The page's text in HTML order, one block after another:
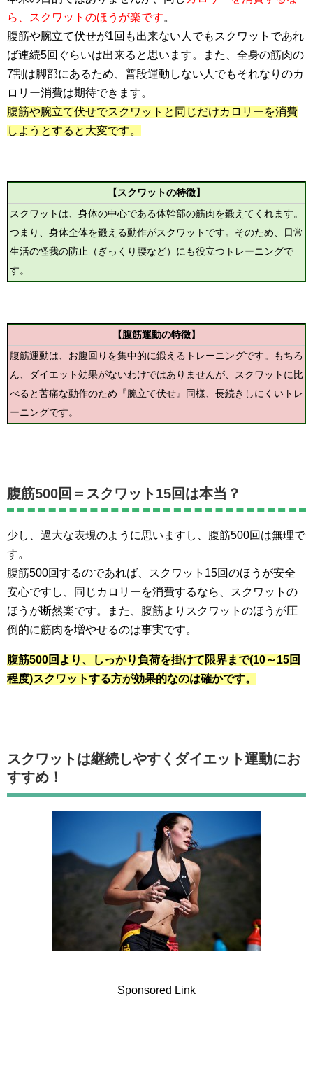
ら、スクワットのほうが楽です。
腹筋や腕立て伏せが1回も出来ない人でもスクワットであれ
ば連続5回ぐらいは出来ると思います。また、全身の筋肉の
7割は脚部にあるため、普段運動しない人でもそれなりのカ
ロリー消費は期待できます。
腹筋や腕立て伏せでスクワットと同じだけカロリーを消費
しようとすると大変です。
【スクワットの特徴】
スクワットは、身体の中心である体幹部の筋肉を鍛えてくれます。
つまり、身体全体を鍛える動作がスクワットです。そのため、日常
生活の怪我の防止（ぎっくり腰など）にも役立つトレーニングで
す。
【腹筋運動の特徴】
腹筋運動は、お腹回りを集中的に鍛えるトレーニングです。もちろ
ん、ダイエット効果がないわけではありませんが、スクワットに比
べると苦痛な動作のため『腕立て伏せ』同様、長続きしにくいトレ
ーニングです。
腹筋500回＝スクワット15回は本当？
少し、過大な表現のように思いますし、腹筋500回は無理で
す。
腹筋500回するのであれば、スクワット15回のほうが安全
安心ですし、同じカロリーを消費するなら、スクワットの
ほうが断然楽です。また、腹筋よりスクワットのほうが圧
倒的に筋肉を増やせるのは事実です。
腹筋500回より、しっかり負荷を掛けて限界まで(10～15回
程度)スクワットする方が効果的なのは確かです。
スクワットは継続しやすくダイエット運動にお
すすめ！
Sponsored Link